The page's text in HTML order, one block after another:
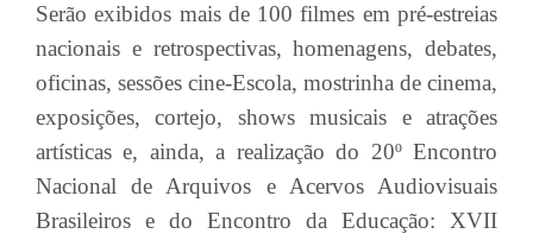
Serão exibidos mais de 100 filmes em pré-estreias
nacionais e retrospectivas, homenagens, debates,
oficinas, sessões cine-Escola, mostrinha de cinema,
exposições, cortejo, shows musicais e atrações
artísticas e, ainda, a realização do 20º Encontro
Nacional de Arquivos e Acervos Audiovisuais
Brasileiros e do Encontro da Educação: XVII